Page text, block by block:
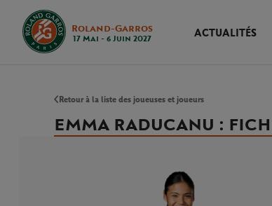
Roland-Garros
17 Mai - 6 Juin 2027
ACTUALITÉS
Retour à la liste des joueuses et joueurs
EMMA RADUCANU :